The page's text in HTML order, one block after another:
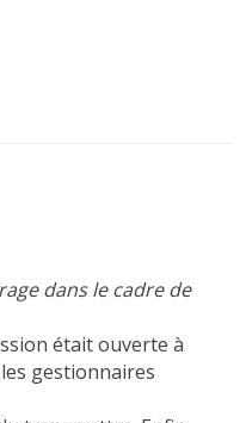
dans le cadre de
était ouverte à
gestionnaires